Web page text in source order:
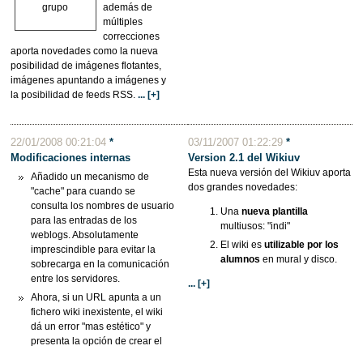
grupo
además de
múltiples
correcciones
aporta novedades como la nueva
posibilidad de imágenes flotantes,
imágenes apuntando a imágenes y
la posibilidad de feeds RSS. ... [+]
22/01/2008 00:21:04 *
Modificaciones internas
Añadido un mecanismo de
"cache" para cuando se
consulta los nombres de usuario
para las entradas de los
weblogs. Absolutamente
imprescindible para evitar la
sobrecarga en la comunicación
entre los servidores.
Ahora, si un URL apunta a un
fichero wiki inexistente, el wiki
dá un error "mas estético" y
presenta la opción de crear el
03/11/2007 01:22:29*
Version 2.1 del Wikiuv
Esta nueva versión del Wikiuv aporta
dos grandes novedades:
Unanueva plantilla
multiusos: "indi"
El wiki esutilizable por los
alumnos en mural y disco.
... [+]